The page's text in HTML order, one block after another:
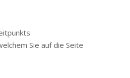
Sie auf die Seite